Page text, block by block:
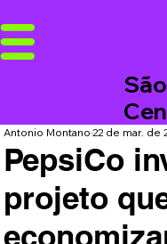
PepsiCo
projeto
Antonio Montano22 de mar. de